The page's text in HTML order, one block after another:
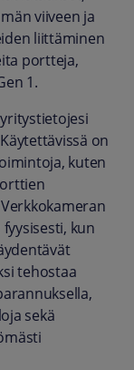
viiveen ja
liittäminen
portteja,
1.
on
kuten
kun
tehostaa
sekä